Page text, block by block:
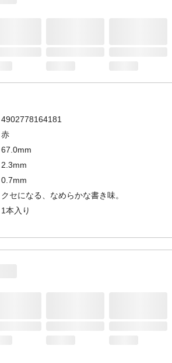
4902778164181
赤
67.0mm
2.3mm
0.7mm
クセになる、なめらかな書き味。
1本入り
鋼材